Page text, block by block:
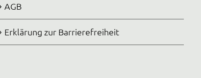
AGB
Erklärung zur Barrierefreiheit